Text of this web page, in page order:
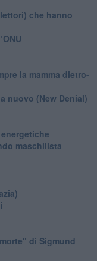
che hanno
la mamma dietro-
nuovo (New Denial)
maschilista
di Sigmund